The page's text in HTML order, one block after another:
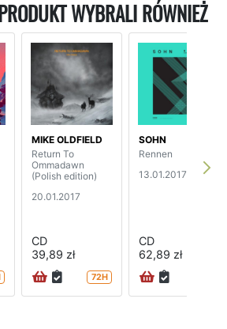
WYBRALI RÓWNIEŻ
MIKE OLDFIELD
Return To
Ommadawn
(Polish edition)
20.01.2017
CD
39,89 zł
72H
SOHN
Rennen
13.01.2017
CD
62,89 zł